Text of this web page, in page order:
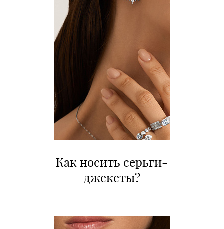
Как носить серьги-
джекеты?